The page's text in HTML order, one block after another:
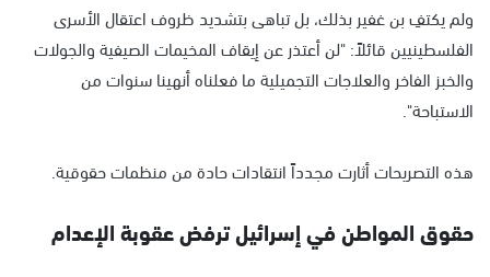
ولم يكتفِ بن غفير بذلك، بل تباهى بتشديد ظروف اعتقال الأسرى
الفلسطينيين قائلاً: "لن أعتذر عن إيقاف المخيمات الصيفية والجولات
والخبز الفاخر والعلاجات التجميلية ما فعلناه أنهينا سنوات من
الاستباحة".
هذه التصريحات أثارت مجدداً انتقادات حادة من منظمات حقوقية.
حقوق المواطن في إسرائيل ترفض عقوبة الإعدام